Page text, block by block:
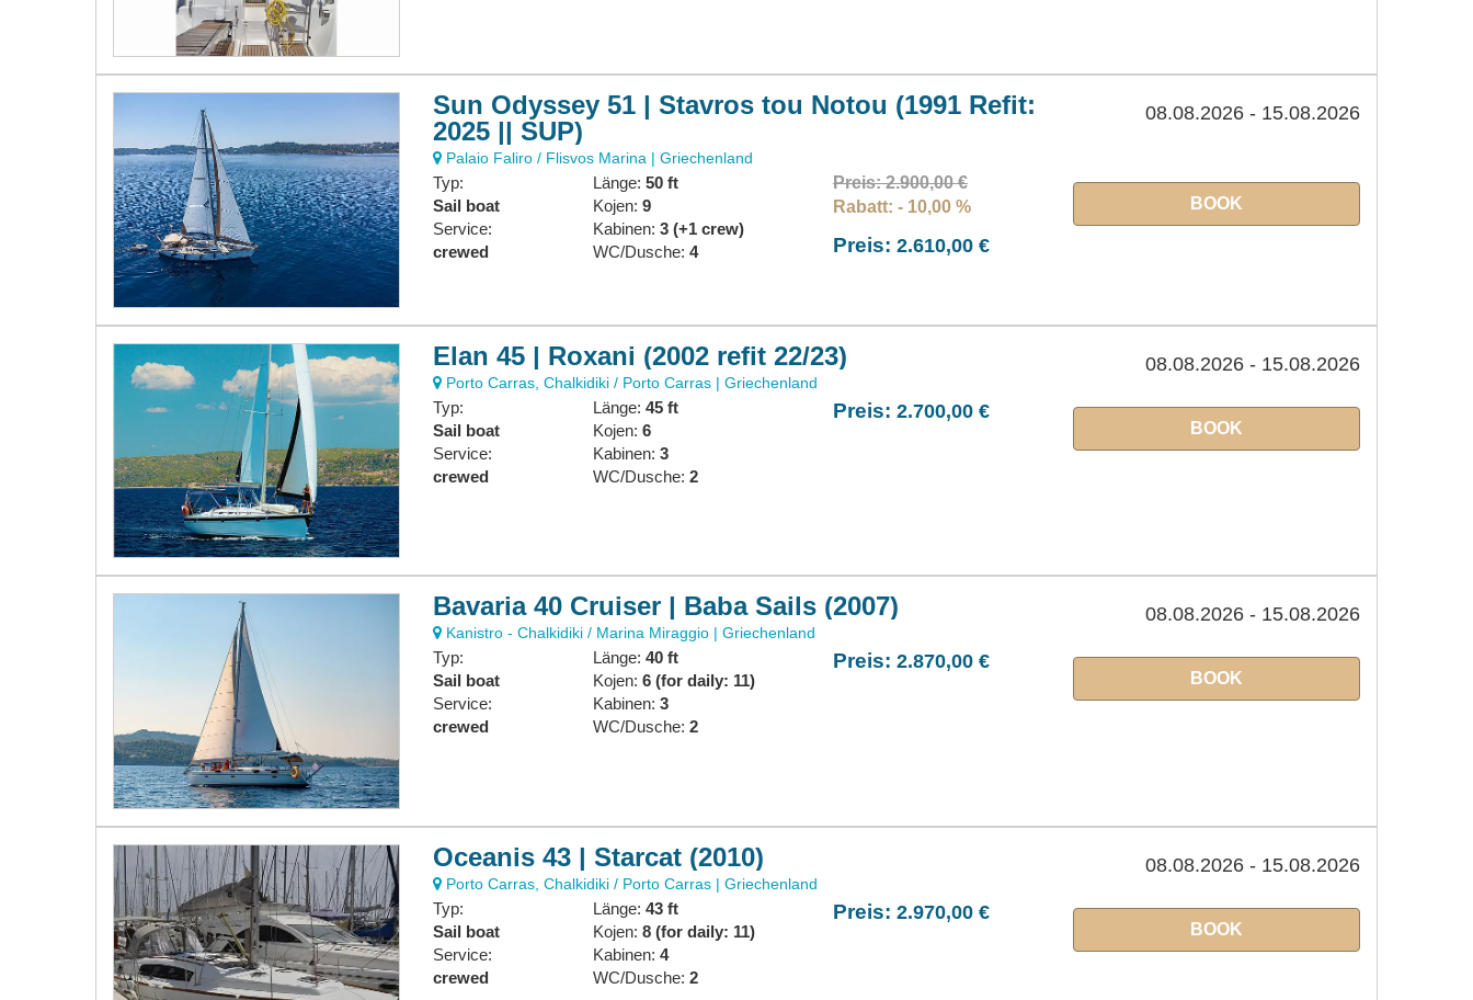
Sun Odyssey 51 | Stavros tou Notou (1991 Refit:
2025 || SUP)
Palaio Faliro / Flisvos Marina | Griechenland
08.08.2026 - 15.08.2026
Typ:
Sail boat
Service:
crewed
Länge: 50 ft
Kojen: 9
Kabinen: 3 (+1 crew)
WC/Dusche: 4
Preis: 2.900,00 €
Rabatt: - 10,00 %
Preis: 2.610,00 €
BOOK
Elan 45 | Roxani (2002 refit 22/23)
Porto Carras, Chalkidiki / Porto Carras | Griechenland
08.08.2026 - 15.08.2026
Typ:
Sail boat
Service:
crewed
Länge: 45 ft
Kojen: 6
Kabinen: 3
WC/Dusche: 2
Preis: 2.700,00 €
BOOK
Bavaria 40 Cruiser | Baba Sails (2007)
Kanistro - Chalkidiki / Marina Miraggio | Griechenland
08.08.2026 - 15.08.2026
Typ:
Sail boat
Service:
crewed
Länge: 40 ft
Kojen: 6 (for daily: 11)
Kabinen: 3
WC/Dusche: 2
Preis: 2.870,00 €
BOOK
Oceanis 43 | Starcat (2010)
Porto Carras, Chalkidiki / Porto Carras | Griechenland
08.08.2026 - 15.08.2026
Typ:
Sail boat
Service:
crewed
Länge: 43 ft
Kojen: 8 (for daily: 11)
Kabinen: 4
WC/Dusche: 2
Preis: 2.970,00 €
BOOK